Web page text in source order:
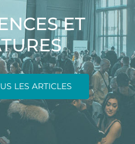
ET
LES ARTICLES